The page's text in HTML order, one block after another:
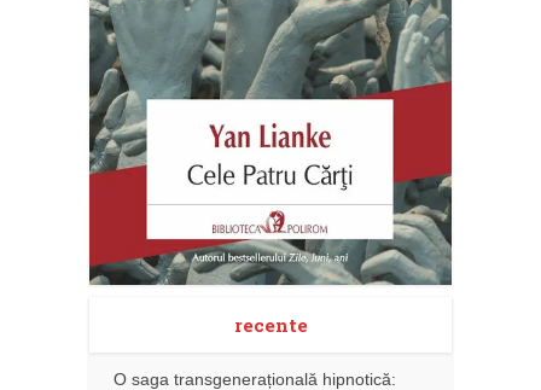
recente
O saga transgenerațională hipnotică: